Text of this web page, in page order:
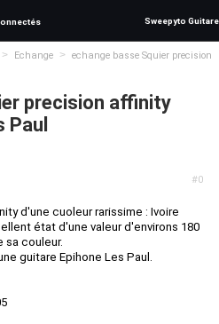
Sweepyto Guitare
> Echange >
echange basse Squier precision
precision affinity
Paul
#0
d'une cuoleur rarissime : Ivoire
état d'une valeur d'environs 180
sa couleur.
guitare Epihone Les Paul.